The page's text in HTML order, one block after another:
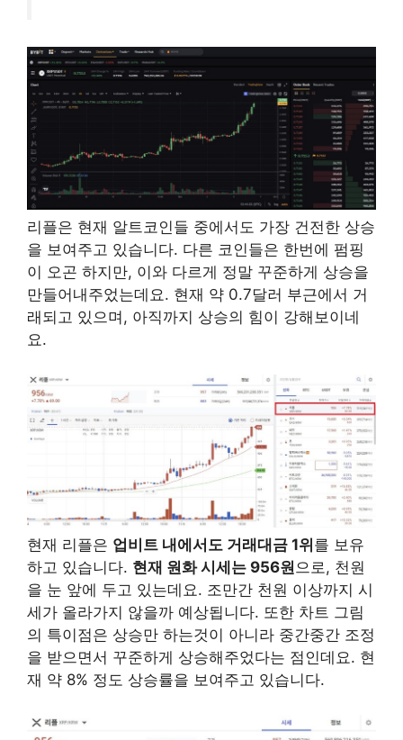
리플은 현재 알트코인들 중에서도 가장 건전한 상승
을 보여주고 있습니다. 다른 코인들은 한번에 펌핑
이 오곤 하지만, 이와 다르게 정말 꾸준하게 상승을
만들어내주었는데요. 현재 약 0.7달러 부근에서 거
래되고 있으며, 아직까지 상승의 힘이 강해보이네
요.
현재 리플은 업비트 내에서도 거래대금 1위 를 보유
하고 있습니다. 현재 원화 시세는 956원으로, 천원
을 눈 앞에 두고 있는데요. 조만간 천원 이상까지 시
세가 올라가지 않을까 예상됩니다. 또한 차트 그림
의 특이점은 상승만 하는것이 아니라 중간중간 조정
을 받으면서 꾸준하게 상승해주었다는 점인데요. 현
재 약 8% 정도 상승률을 보여주고 있습니다.